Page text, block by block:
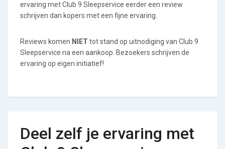
ervaring met Club 9 Sleepservice eerder een review
schrijven dan kopers met een fijne ervaring.
Reviews komen NIET tot stand op uitnodiging van Club 9
Sleepservice na een aankoop. Bezoekers schrijven de
ervaring op eigen initiatief!
Deel zelf je ervaring met